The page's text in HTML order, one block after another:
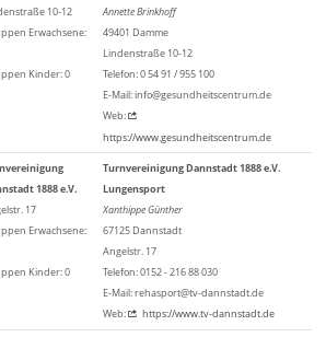
10-12
Erwachsene:
Kinder: 0
Annette Brinkhoff
49401 Damme
Lindenstraße 10-12
Telefon: 0 54 91 / 955 100
E-Mail: info@gesundheitscentrum.de
Web:
https://www.gesundheitscentrum.de
1888 e.V.
17
Erwachsene:
Kinder: 0
Turnvereinigung Dannstadt 1888 e.V.
Lungensport
Xanthippe Günther
67125 Dannstadt
Angelstr. 17
Telefon: 0152 - 216 88 030
E-Mail: rehasport@tv-dannstadt.de
Web:
https://www.tv-dannstadt.de